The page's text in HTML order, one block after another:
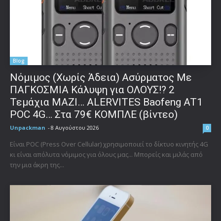
Blog
Νόμιμος (Χωρίς Άδεια) Ασύρματος Με
ΠΑΓΚΟΣΜΙΑ Κάλυψη για ΟΛΟΥΣ!? 2
Τεμάχια ΜΑΖΙ… ALERVITES Baofeng AT1
POC 4G… Στα 79€ ΚΟΜΠΛΕ (βίντεο)
Unpackman - 8 Αυγούστου 2026 0
Είναι POC (Press Over Cellular) χρησιμοποιεί το δίκτυο κινητής 4G
κι είναι απόλυτα νόμιμος για όλους μας... Μπορείς και μιλάς από
την μια άκρη της...